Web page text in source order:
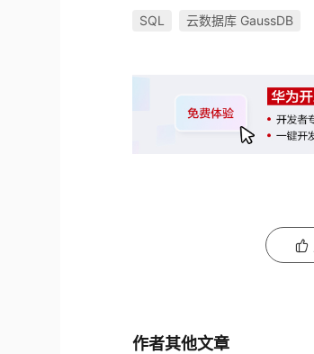
SQL 云数据库 GaussDB
作者其他文章